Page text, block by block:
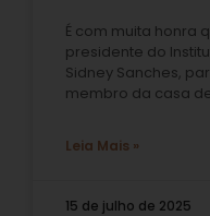
É com muita honra
presidente do
Sidney Sanches,
membro da casa
Leia Mais »
15 de julho de 2025